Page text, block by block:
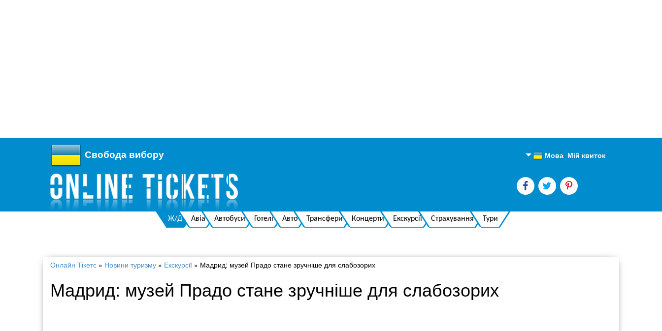
Мій квиток
Мова
Англійська
Свобода вибору
Ж/Д Авіа Автобуси Готелі Авто Трансфери Концерти Екскурсії Страхування Тури
Онлайн Тікетс » Новини туризму » Екскурсії » Мадрид: музей Прадо стане зручніше для слабозорих
Мадрид: музей Прадо стане зручніше для слабозорих